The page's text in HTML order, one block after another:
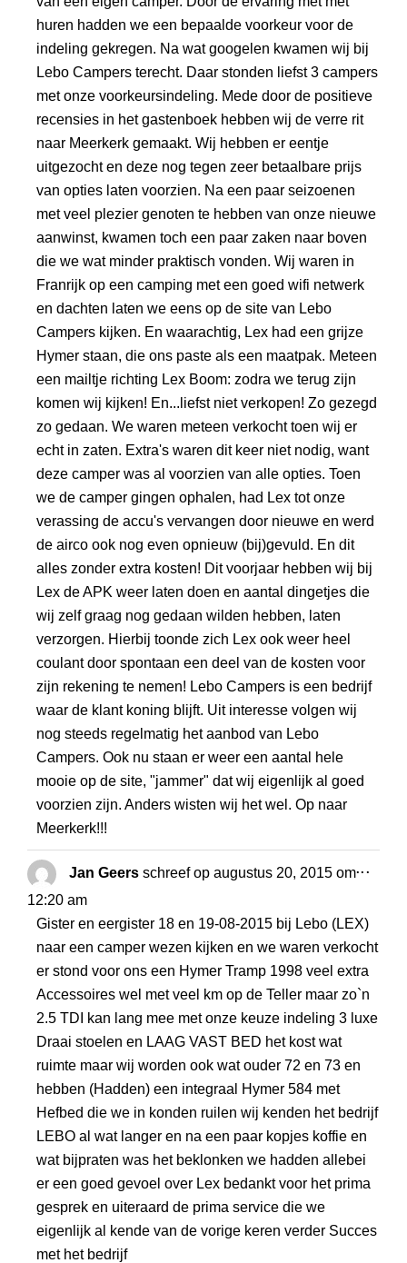
huren hadden we een bepaalde voorkeur voor de
indeling gekregen. Na wat googelen kwamen wij bij
Lebo Campers terecht. Daar stonden liefst 3 campers
met onze voorkeursindeling. Mede door de positieve
recensies in het gastenboek hebben wij de verre rit
naar Meerkerk gemaakt. Wij hebben er eentje
uitgezocht en deze nog tegen zeer betaalbare prijs
van opties laten voorzien. Na een paar seizoenen
met veel plezier genoten te hebben van onze nieuwe
aanwinst, kwamen toch een paar zaken naar boven
die we wat minder praktisch vonden. Wij waren in
Franrijk op een camping met een goed wifi netwerk
en dachten laten we eens op de site van Lebo
Campers kijken. En waarachtig, Lex had een grijze
Hymer staan, die ons paste als een maatpak. Meteen
een mailtje richting Lex Boom: zodra we terug zijn
komen wij kijken! En...liefst niet verkopen! Zo gezegd
zo gedaan. We waren meteen verkocht toen wij er
echt in zaten. Extra's waren dit keer niet nodig, want
deze camper was al voorzien van alle opties. Toen
we de camper gingen ophalen, had Lex tot onze
verassing de accu's vervangen door nieuwe en werd
de airco ook nog even opnieuw (bij)gevuld. En dit
alles zonder extra kosten! Dit voorjaar hebben wij bij
Lex de APK weer laten doen en aantal dingetjes die
wij zelf graag nog gedaan wilden hebben, laten
verzorgen. Hierbij toonde zich Lex ook weer heel
coulant door spontaan een deel van de kosten voor
zijn rekening te nemen! Lebo Campers is een bedrijf
waar de klant koning blijft. Uit interesse volgen wij
nog steeds regelmatig het aanbod van Lebo
Campers. Ook nu staan er weer een aantal hele
mooie op de site, "jammer" dat wij eigenlijk al goed
voorzien zijn. Anders wisten wij het wel. Op naar
Meerkerk!!!
Jan Geers schreef op augustus 20, 2015 om
12:20 am
Gister en eergister 18 en 19-08-2015 bij Lebo (LEX)
naar een camper wezen kijken en we waren verkocht
er stond voor ons een Hymer Tramp 1998 veel extra
Accessoires wel met veel km op de Teller maar zo`n
2.5 TDI kan lang mee met onze keuze indeling 3 luxe
Draai stoelen en LAAG VAST BED het kost wat
ruimte maar wij worden ook wat ouder 72 en 73 en
hebben (Hadden) een integraal Hymer 584 met
Hefbed die we in konden ruilen wij kenden het bedrijf
LEBO al wat langer en na een paar kopjes koffie en
wat bijpraten was het beklonken we hadden allebei
er een goed gevoel over Lex bedankt voor het prima
gesprek en uiteraard de prima service die we
eigenlijk al kende van de vorige keren verder Succes
met het bedrijf
...